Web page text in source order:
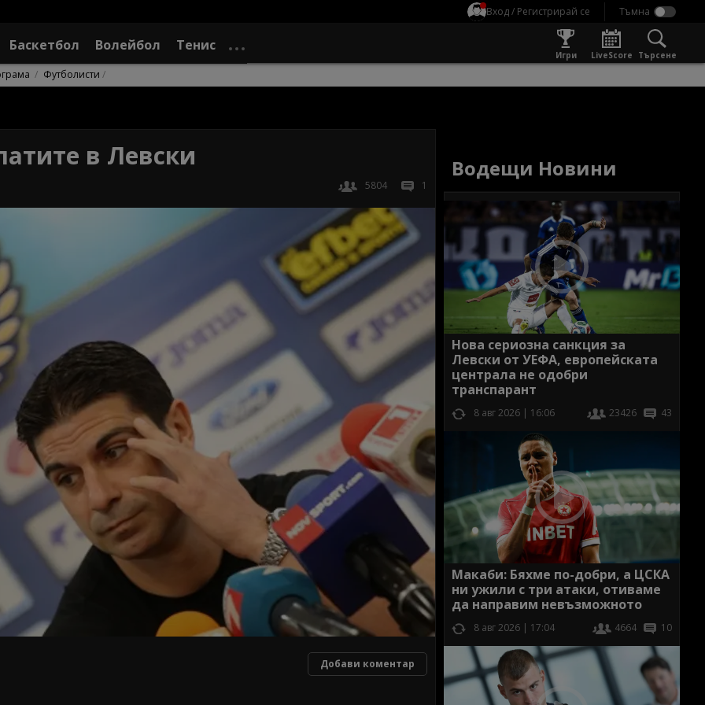
Вход / Регистрирай се
Баскетбол Волейбол Тенис
Игри LiveScore Търсене
Футболисти
в Левски
5804 1
Добави коментар
Водещи Новини
Нова сериозна санкция за
Левски от УЕФА, европейската
централа не одобри
транспарант
8 авг 2026 | 16:06 23426 43
Макаби: Бяхме по-добри, а ЦСКА
ни ужили с три атаки, отиваме
да направим невъзможното
8 авг 2026 | 17:04 4664 10